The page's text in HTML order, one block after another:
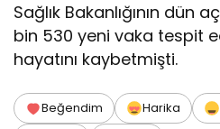
Sağlık Bakanlığının dün
bin 530 yeni vaka tespit
hayatını kaybetmişti.
Beğendim Harika